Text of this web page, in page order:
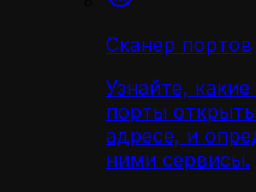
Сканер портов
Узнайте,
порты
адресе, и
ними сервисы.